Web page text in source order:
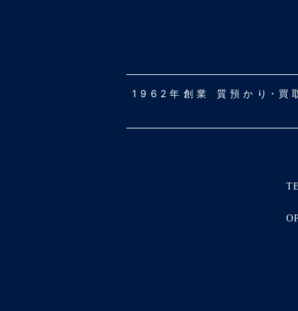
1962年創業 質預かり･買